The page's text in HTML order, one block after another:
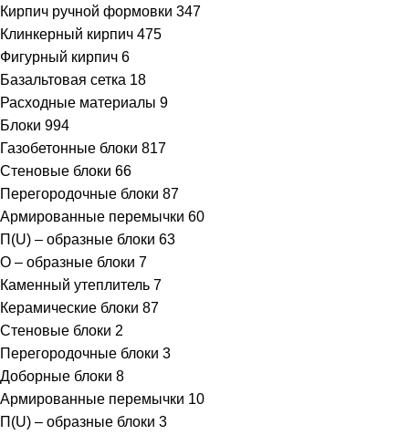
Кирпич ручной формовки 347
Клинкерный кирпич 475
Фигурный кирпич 6
Базальтовая сетка 18
Расходные материалы 9
Блоки 994
Газобетонные блоки 817
Стеновые блоки 66
Перегородочные блоки 87
Армированные перемычки 60
П(U) – образные блоки 63
О – образные блоки 7
Каменный утеплитель 7
Керамические блоки 87
Стеновые блоки 2
Перегородочные блоки 3
Доборные блоки 8
Армированные перемычки 10
П(U) – образные блоки 3